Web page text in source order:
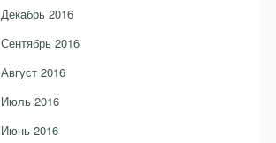
Декабрь 2016
Сентябрь 2016
Август 2016
Июль 2016
Июнь 2016